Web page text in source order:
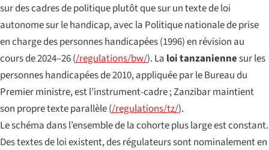
sur des cadres de politique plutôt que sur un texte de loi
autonome sur le handicap, avec la Politique nationale de prise
en charge des personnes handicapées (1996) en révision au
cours de 2024–26 (/regulations/bw/). La loi tanzaniennesur les
personnes handicapées de 2010, appliquée par le Bureau du
Premier ministre, est l’instrument-cadre ; Zanzibar maintient
son propre texte parallèle (/regulations/tz/).
Le schéma dans l’ensemble de la cohorte plus large est constant.
Des textes de loi existent, des régulateurs sont nominalement en